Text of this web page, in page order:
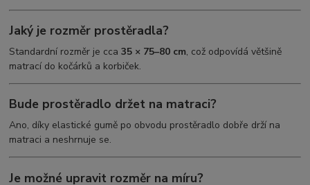
Jaký je rozměr prostěradla?
Standardní rozměr je cca35 × 75–80 cm, což odpovídá většině
matrací do kočárků a korbiček.
Bude prostěradlo držet na matraci?
Ano, díky elastické gumě po obvodu prostěradlo dobře drží na
matraci a neshrnuje se.
Je možné upravit rozměr na míru?